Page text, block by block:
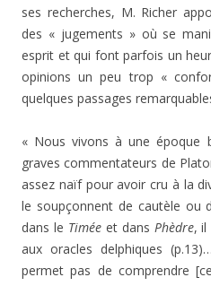
ses recherches, M. Richer
des « jugements » où se
esprit et qui font parfois un
opinions un peu trop «
quelques passages
« Nous vivons à une époque
graves commentateurs de
assez naïf pour avoir cru à la
le soupçonnent de cautèle ou
dans le Timéeet dans Phèdre, il
aux oracles delphiques
permet pas de comprendre